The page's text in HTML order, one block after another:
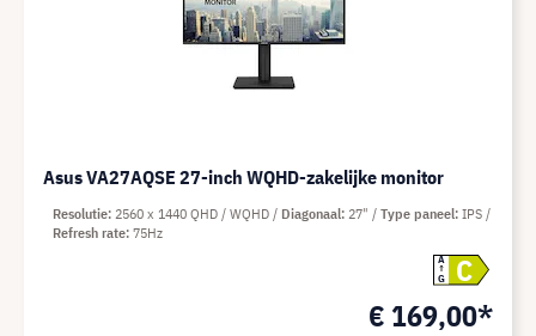
Asus VA27AQSE 27-inch WQHD-zakelijke monitor
A
G
C
€ 169,00*
Resolutie 2560 x 1440 QHD / WQHD Diagonaal 27" Type paneel IPS
Refresh rate 75Hz